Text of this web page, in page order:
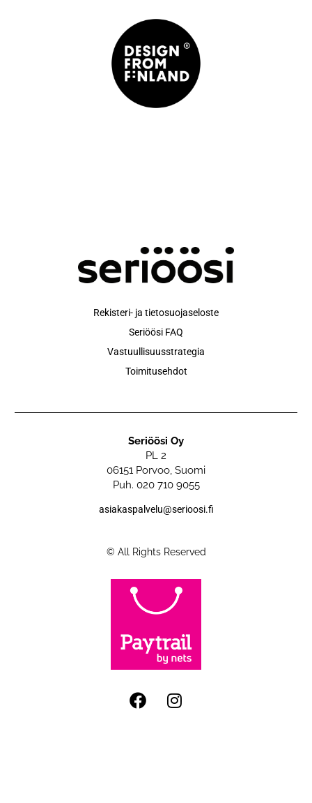
Rekisteri- ja tietosuojaseloste
Seriöösi FAQ
Vastuullisuusstrategia
Toimitusehdot
Seriöösi Oy
PL 2
06151 Porvoo, Suomi
Puh. 020 710 9055
asiakaspalvelu@serioosi.fi
© All Rights Reserved